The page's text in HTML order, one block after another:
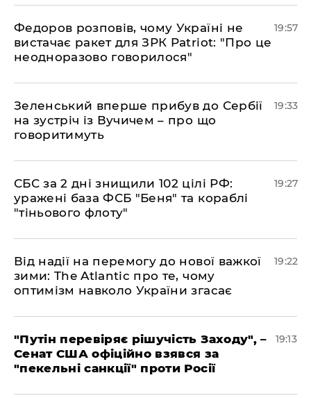
​Федоров розповів, чому Україні не
вистачає ракет для ЗРК Patriot: "Про це
неодноразово говорилося"
19:57
​Зеленський вперше прибув до Сербії
на зустріч із Вучичем – про що
говоритимуть
19:33
​СБС за 2 дні знищили 102 цілі РФ:
уражені база ФСБ "Беня" та кораблі
"тіньового флоту"
19:27
​Від надії на перемогу до нової важкої
зими: The Atlantic про те, чому
оптимізм навколо України згасає
19:22
​"Путін перевіряє рішучість Заходу", –
Сенат США офіційно взявся за
"пекельні санкції" проти Росії
19:13